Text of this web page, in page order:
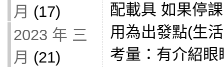
月 (17)
2023 年 三
月 (21)
配載具 如果停
用為出發點(生
考量：有介紹